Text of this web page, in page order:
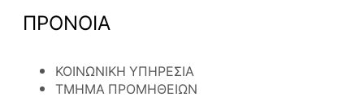
ΠΡΟΝΟΙΑ
ΚΟΙΝΩΝΙΚΗ ΥΠΗΡΕΣΙΑ
ΤΜΗΜΑ ΠΡΟΜΗΘΕΙΩΝ